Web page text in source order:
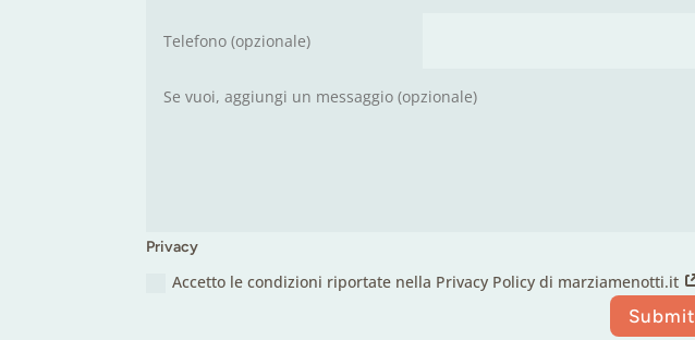
Privacy
Accetto le condizioni riportate nella Privacy Policy di marziamenotti.it
Submit